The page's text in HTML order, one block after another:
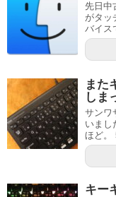
先日中
がタッ
バイス
また
しま
サンワ
いまし
ほど。
キー